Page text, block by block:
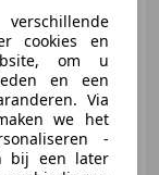
cookies en
om u
en een
Via
we het
-
bij een later